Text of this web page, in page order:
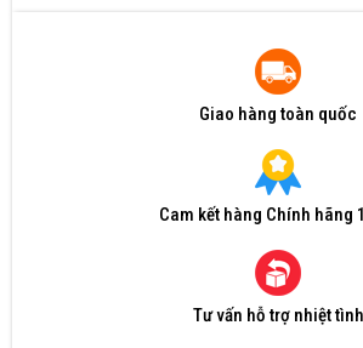
Giao hàng toàn quốc
Cam kết hàng Chính hãng
Tư vấn hỗ trợ nhiệt tình